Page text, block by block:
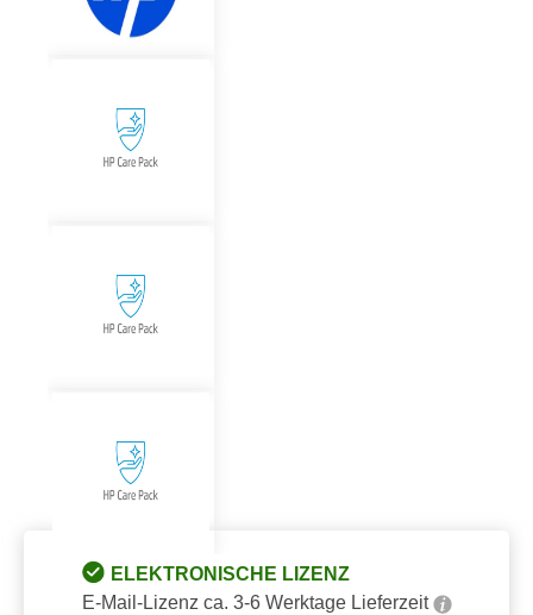
ELEKTRONISCHE LIZENZ
E-Mail-Lizenz ca. 3-6 Werktage Lieferzeit